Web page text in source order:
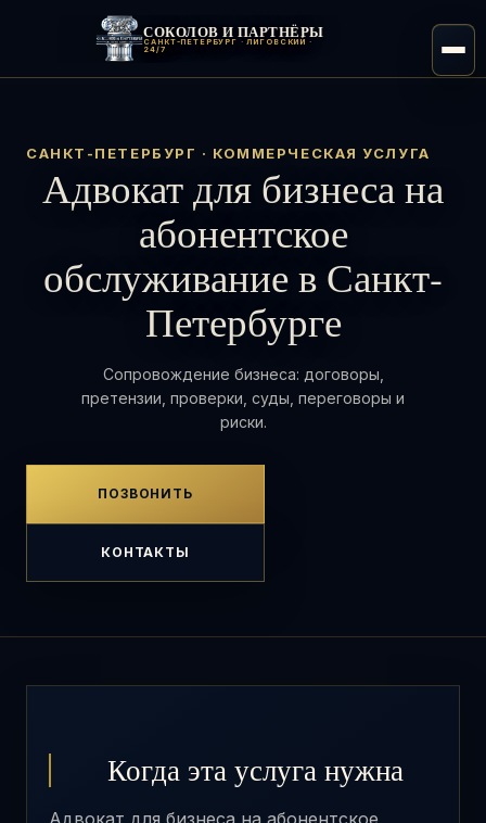
СОКОЛОВ И ПАРТНЁРЫ
САНКТ-ПЕТЕРБУРГ · ЛИГОВСКИЙ ·
24/7
САНКТ-ПЕТЕРБУРГ · КОММЕРЧЕСКАЯ УСЛУГА
Адвокат для бизнеса на
абонентское
обслуживание в Санкт-
Петербурге
Сопровождение бизнеса: договоры,
претензии, проверки, суды, переговоры и
риски.
ПОЗВОНИТЬ
КОНТАКТЫ
Когда эта услуга нужна
Адвокат для бизнеса на абонентское